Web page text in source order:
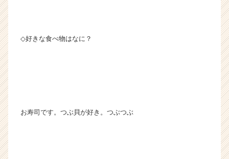
◇好きな食べ物はなに？
お寿司です。つぶ貝が好き。つぶつぶ